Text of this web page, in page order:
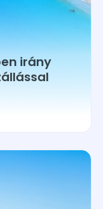
irány